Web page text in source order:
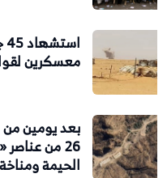
معسكرين
بعد يومين من
26 من
الحيمة ومناخة